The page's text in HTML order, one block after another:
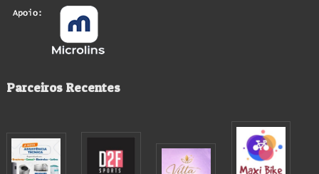
Utilidades Domésticas e Presentes
Parceiros Recentes